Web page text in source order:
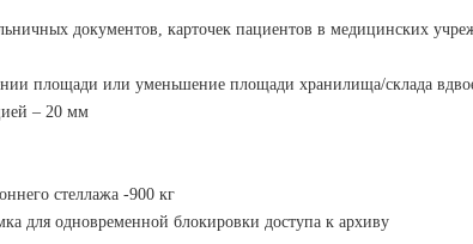
документов, карточек пациентов в медицинских
площади или уменьшение площади хранилища/склада
– 20 мм
стеллажа -900 кг
для одновременной блокировки доступа к архиву